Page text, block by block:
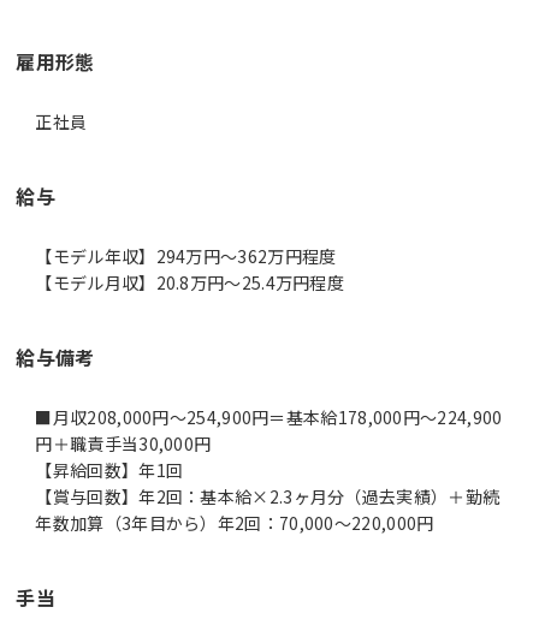
雇用形態
正社員
給与
【モデル年収】294万円〜362万円程度
【モデル月収】20.8万円〜25.4万円程度
給与備考
■月収208,000円～254,900円＝基本給178,000円～224,900
円＋職責手当30,000円
【昇給回数】年1回
【賞与回数】年2回：基本給×2.3ヶ月分（過去実績）＋勤続
年数加算（3年目から）年2回：70,000～220,000円
手当